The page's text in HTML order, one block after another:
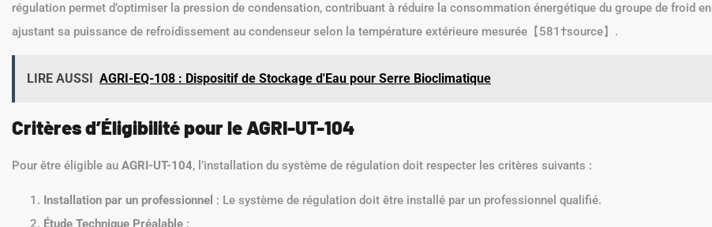
régulation permet d’optimiser la pression de condensation, contribuant à réduire la consommation énergétique du groupe de froid en
ajustant sa puissance de refroidissement au condenseur selon la température extérieure mesurée【581†source】.
LIRE AUSSI AGRI-EQ-108 : Dispositif de Stockage d'Eau pour Serre Bioclimatique
Critères d’Éligibilité pour le AGRI-UT-104
Pour être éligible au AGRI-UT-104, l’installation du système de régulation doit respecter les critères suivants :
Installation par un professionnel : Le système de régulation doit être installé par un professionnel qualifié.
Étude Technique Préalable :